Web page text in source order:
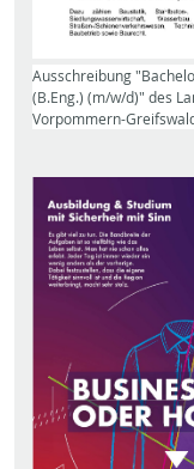
Ausschreibung
(B.Eng.) (m/w/d)" des
Vorpommern-